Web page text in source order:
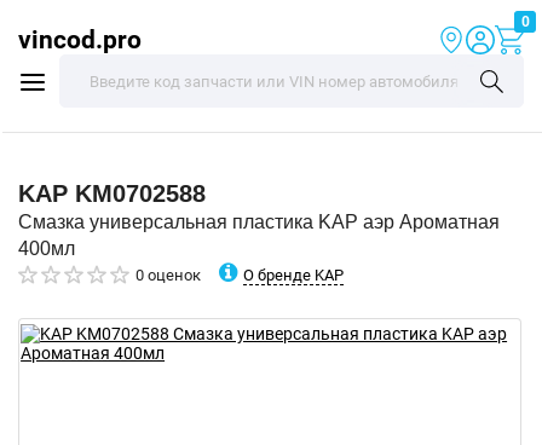
vincod.pro
0
KAP KM0702588
Смазка универсальная пластика KAP аэр Ароматная
400мл
0 оценок О бренде KAP